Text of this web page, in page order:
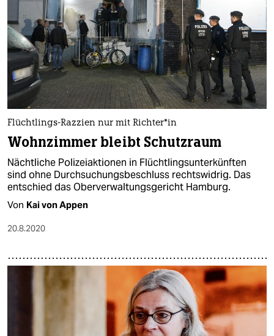
Flüchtlings-Razzien nur mit Richter*in
Wohnzimmer bleibt Schutzraum
Nächtliche Polizeiaktionen in Flüchtlingsunterkünften
sind ohne Durchsuchungsbeschluss rechtswidrig. Das
entschied das Oberverwaltungsgericht Hamburg.
Von Kai von Appen
20.8.2020